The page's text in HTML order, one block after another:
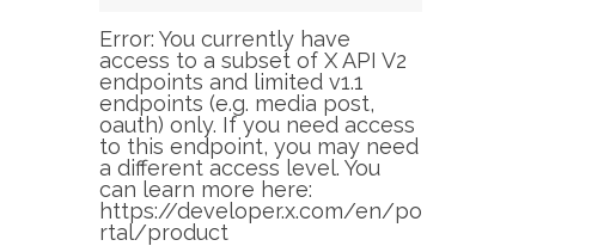
r
i
e
s
Error: You currently have
access to a subset of X API V2
endpoints and limited v1.1
endpoints (e.g. media post,
oauth) only. If you need access
to this endpoint, you may need
a different access level. You
can learn more here:
https://developer.x.com/en/po
rtal/product